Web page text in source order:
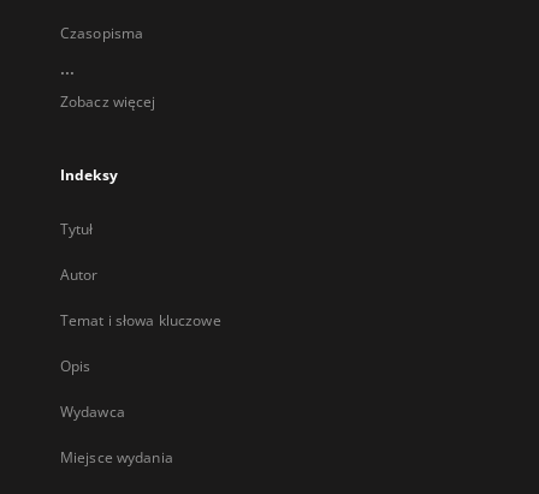
Czasopisma
...
Zobacz więcej
Indeksy
Tytuł
Autor
Temat i słowa kluczowe
Opis
Wydawca
Miejsce wydania